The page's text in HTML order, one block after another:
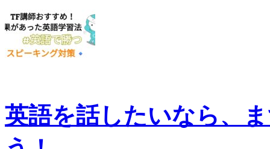
英語を話したいなら、